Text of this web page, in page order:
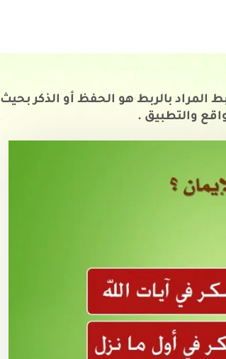
المراد بالربط هو الحفظ أو الذكر
والتطبيق .